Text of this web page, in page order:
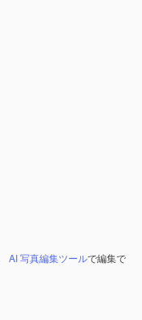
AI 写真編集ツールで編集で